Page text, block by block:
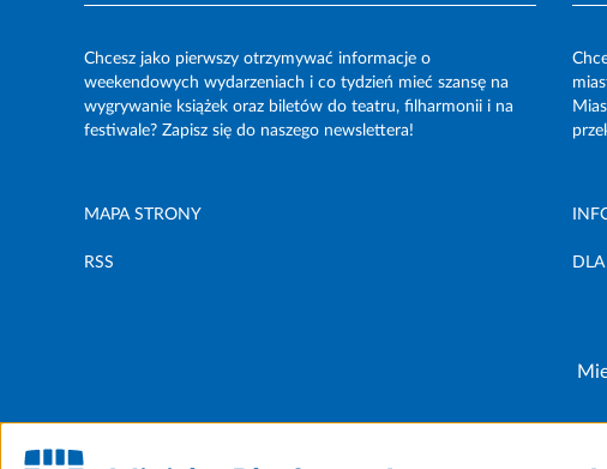
Chcesz jako pierwszy otrzymywać informacje o
weekendowych wydarzeniach i co tydzień mieć szansę na
wygrywanie książek oraz biletów do teatru, filharmonii i na
festiwale? Zapisz się do naszego newslettera!
MAPA STRONY
RSS